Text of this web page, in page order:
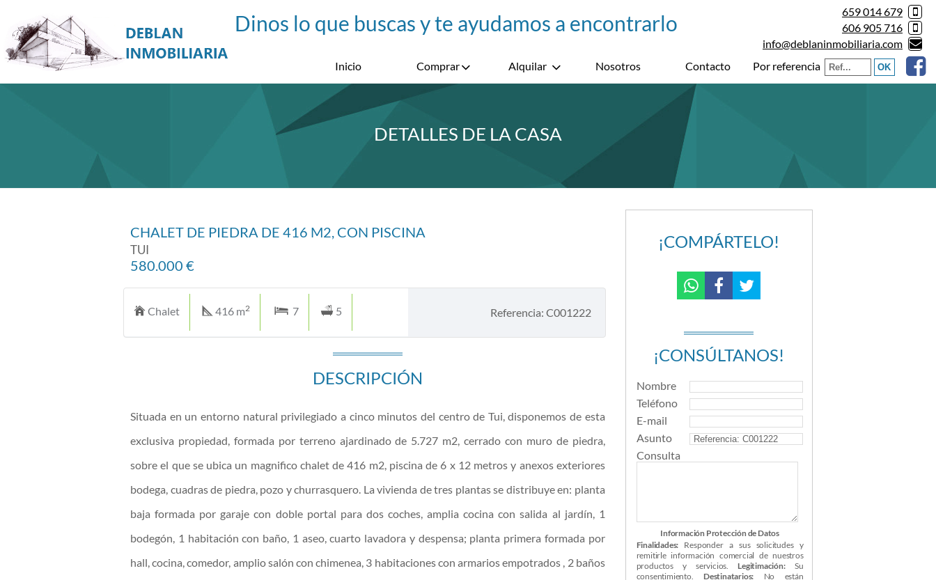
Por referencia
659 014 679
606 905 716
info@deblaninmobiliaria.com
Inicio
Comprar Alquilar Nosotros Contacto
DETALLES DE LA CASA
¡COMPÁRTELO!
¡CONSÚLTANOS!
Nombre
Teléfono
E-mail
Asunto
Consulta
Información Protección de Datos
Finalidades: Responder a sus solicitudes y
remitirle información comercial de nuestros
productos y servicios. Legitimación:Su
consentimiento. Destinatarios: No están
CHALET DE PIEDRA DE 416 M2, CON PISCINA
TUI
580.000 €
Chalet 416 m2 7 5 Referencia: C001222
DESCRIPCIÓN
Situada en un entorno natural privilegiado a cinco minutos del centro de Tui, disponemos de esta
exclusiva propiedad, formada por terreno ajardinado de 5.727 m2, cerrado con muro de piedra,
sobre el que se ubica un magnifico chalet de 416 m2, piscina de 6 x 12 metros y anexos exteriores
bodega, cuadras de piedra, pozo y churrasquero. La vivienda de tres plantas se distribuye en: planta
baja formada por garaje con doble portal para dos coches, amplia cocina con salida al jardín, 1
bodegón, 1 habitación con baño, 1 aseo, cuarto lavadora y despensa; planta primera formada por
hall, cocina, comedor, amplio salón con chimenea, 3 habitaciones con armarios empotrados , 2 baños